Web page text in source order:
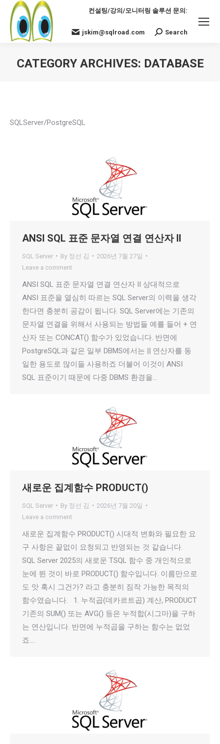
컨설팅/강의/모니터링 솔루션 문의:
jskim@sqlroad.com Search:
Search
CATEGORY ARCHIVES: DATABASE
SQLServer/PostgreSQL
ANSI SQL 표준 문자열 연결 연산자 II
SQL Server By 정선 김
2026년 7월 27일
Leave a comment
ANSI SQL 표준 문자열 연결 연산자 II 상대적으로
ANSI 표준을 열심히 따르는 SQL Server의 이력을 생각
한다면 충분히 공감이 됩니다. SQL Server에는 기존의
문자열 연결을 위해서 사용되는 방법들 예를 들어 + 연
산자 또는 CONCAT() 함수가 있었습니다. 반면에
PostgreSQL과 같은 일부 DBMS에서는 || 연산자를 동
일한 용도로 많이들 사용하죠 더불어 이것이 ANSI
SQL 표준이기 때문에 다중 DBMS 환경을…
새로운 집계함수 PRODUCT()
SQL Server By 정선 김
2026년 7월 20일
Leave a comment
새로운 집계함수 PRODUCT() 시대적 변화와 필요한 요
구 사항은 끝없이 요청되고 반영되는 것 같습니다.
SQL Server 2025의 새로운 TSQL 함수 중 개인적으로
눈에 뛴 것이 바로 PRODUCT() 함수입니다. 이름만으로
도 앗 혹시 그건가? 라고 충분히 짐작 가능한 목적의
함수였습니다. 1. 누적곱(데카르트곱) 계산, PRODUCT
기존의 SUM() 또는 AVG() 등은 누적합(시그마)을 구하
는 연산입니다. 반면에 누적곱을 구하는 함수는 없었
죠.…